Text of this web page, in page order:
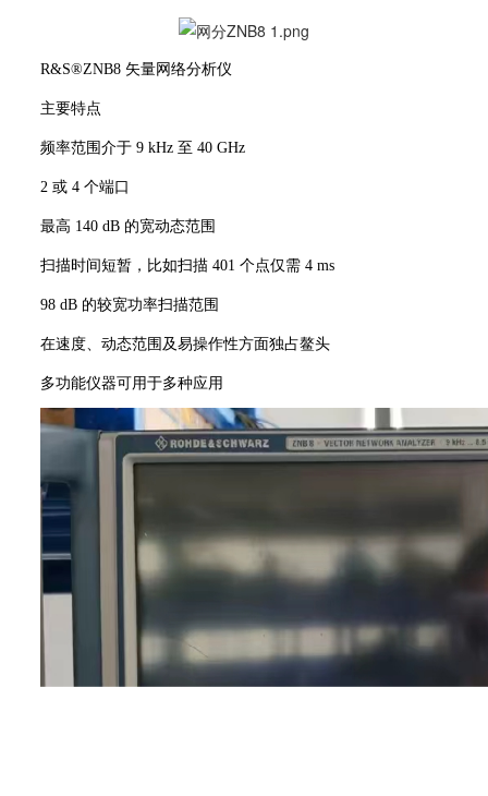
R&S®ZNB8 矢量网络分析仪
主要特点
频率范围介于 9 kHz 至 40 GHz
2 或 4 个端口
最高 140 dB 的宽动态范围
扫描时间短暂，比如扫描 401 个点仅需 4 ms
98 dB 的较宽功率扫描范围
在速度、动态范围及易操作性方面独占鳌头
多功能仪器可用于多种应用